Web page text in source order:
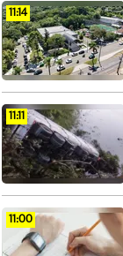
11:14
11:11
11:00